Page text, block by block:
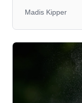
Madis Kipper